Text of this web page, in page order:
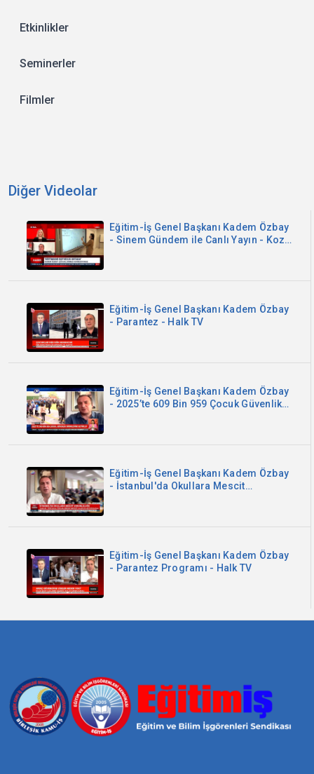
Etkinlikler
Seminerler
Filmler
Diğer Videolar
Eğitim-İş Genel Başkanı Kadem Özbay
- Sinem Gündem ile Canlı Yayın - Koza
Eğitim-İş Genel Başkanı Kadem Özbay
- Parantez - Halk TV
Eğitim-İş Genel Başkanı Kadem Özbay
- 2025’te 609 Bin 959 Çocuk Güvenlik
Eğitim-İş Genel Başkanı Kadem Özbay
- İstanbul'da Okullara Mescit
Eğitim-İş Genel Başkanı Kadem Özbay
- Parantez Programı - Halk TV